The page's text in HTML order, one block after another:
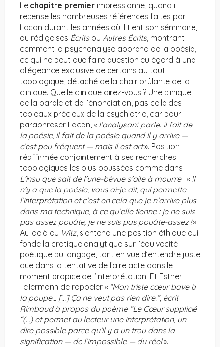
Le chapitre premier impressionne, quand il
recense les nombreuses références faites par
Lacan durant les années où il tient son séminaire,
ou rédige ses Écrits ou Autres Écrits, montrant
comment la psychanalyse apprend de la poésie,
ce qui ne peut que faire question eu égard à une
allégeance exclusive de certains au tout
topologique, détaché de la chair brûlante de la
clinique. Quelle clinique direz-vous ? Une clinique
de la parole et de l’énonciation, pas celle des
tableaux précieux de la psychiatrie, car pour
paraphraser Lacan, « l’analysant parle. Il fait de
la poésie, il fait de la poésie quand il y arrive —
c’est peu fréquent — mais il est art». Position
réaffirmée conjointement à ses recherches
topologiques les plus poussées comme dans
L’insu que sait de l’une-bévue s’aile à mourre : « Il
n’y a que la poésie, vous ai-je dit, qui permette
l’interprétation et c’est en cela que je n’arrive plus
dans ma technique, à ce qu’elle tienne : je ne suis
pas assez pouâte, je ne suis pas pouâte-assez !».
Au-delà du Witz, s’entend une position éthique qui
fonde la pratique analytique sur l’équivocité
poétique du langage, tant en vue d’entendre juste
que dans la tentative de faire acte dans le
moment propice de l’interprétation. Et Esther
Tellermann de rappeler « “Mon triste cœur bave à
la poupe… […] Ça ne veut pas rien dire.”, écrit
Rimbaud à propos du poème “Le Cœur supplicié
“(…) et permet au lecteur une interprétation, un
dire possible parce qu’il y a un trou dans la
signification — de l’impossible — du réel».